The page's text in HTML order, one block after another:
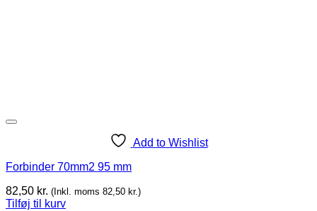
Add to Wishlist
Forbinder 70mm2 95 mm
82,50 kr. (Inkl. moms 82,50 kr.)
Tilføj til kurv